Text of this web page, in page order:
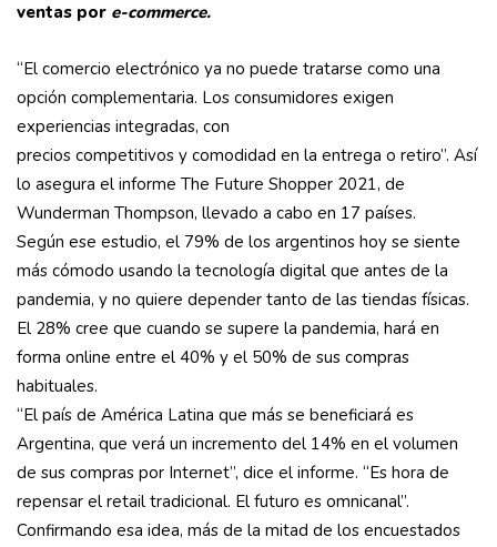
ventas por e-commerce.
“El comercio electrónico ya no puede tratarse como una
opción complementaria. Los consumidores exigen
experiencias integradas, con
precios competitivos y comodidad en la entrega o retiro”. Así
lo asegura el informe The Future Shopper 2021, de
Wunderman Thompson, llevado a cabo en 17 países.
Según ese estudio, el 79% de los argentinos hoy se siente
más cómodo usando la tecnología digital que antes de la
pandemia, y no quiere depender tanto de las tiendas físicas.
El 28% cree que cuando se supere la pandemia, hará en
forma online entre el 40% y el 50% de sus compras
habituales.
“El país de América Latina que más se beneficiará es
Argentina, que verá un incremento del 14% en el volumen
de sus compras por Internet”, dice el informe. “Es hora de
repensar el retail tradicional. El futuro es omnicanal”.
Confirmando esa idea, más de la mitad de los encuestados